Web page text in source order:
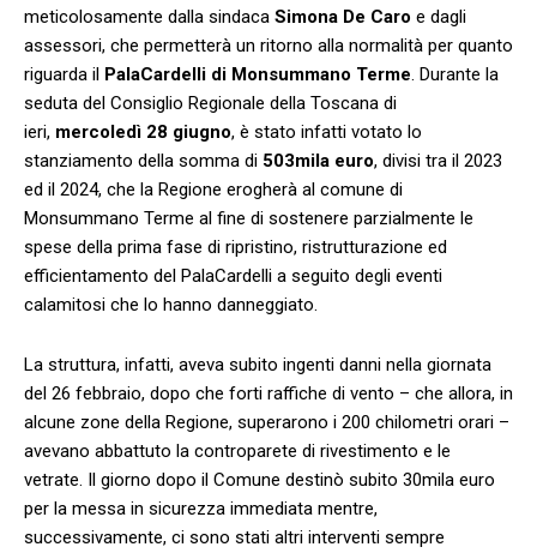
meticolosamente dalla sindaca Simona De Caro e dagli
assessori, che permetterà un ritorno alla normalità per quanto
riguarda il PalaCardelli di Monsummano Terme. Durante la
seduta del Consiglio Regionale della Toscana di
ieri, mercoledì 28 giugno, è stato infatti votato lo
stanziamento della somma di 503mila euro, divisi tra il 2023
ed il 2024, che la Regione erogherà al comune di
Monsummano Terme al fine di sostenere parzialmente le
spese della prima fase di ripristino, ristrutturazione ed
efficientamento del PalaCardelli a seguito degli eventi
calamitosi che lo hanno danneggiato.
La struttura, infatti, aveva subito ingenti danni nella giornata
del 26 febbraio, dopo che forti raffiche di vento – che allora, in
alcune zone della Regione, superarono i 200 chilometri orari –
avevano abbattuto la controparete di rivestimento e le
vetrate. Il giorno dopo il Comune destinò subito 30mila euro
per la messa in sicurezza immediata mentre,
successivamente, ci sono stati altri interventi sempre